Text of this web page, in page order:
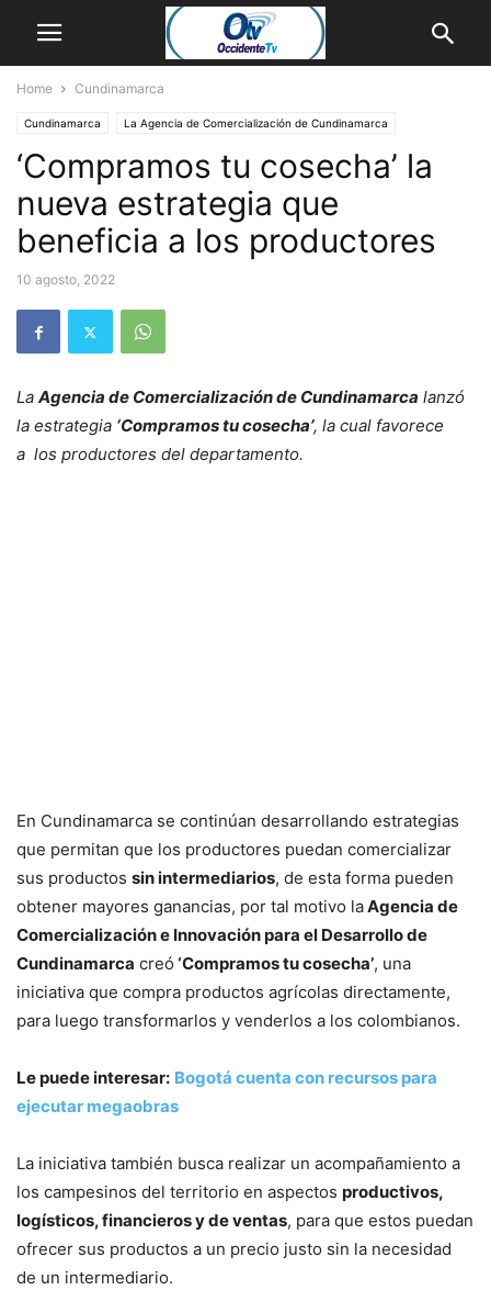
Home Cundinamarca
Cundinamarca La Agencia de Comercialización de Cundinamarca
‘Compramos tu cosecha’ la
nueva estrategia que
beneficia a los productores
10 agosto, 2022
La Agencia de Comercialización de Cundinamarca lanzó
la estrategia ‘Compramos tu cosecha’, la cual favorece
a los productores del departamento.
En Cundinamarca se continúan desarrollando estrategias
que permitan que los productores puedan comercializar
sus productos sin intermediarios, de esta forma pueden
obtener mayores ganancias, por tal motivo laAgencia de
Comercialización e Innovación para el Desarrollo de
Cundinamarca creó ‘Compramos tu cosecha’, una
iniciativa que compra productos agrícolas directamente,
para luego transformarlos y venderlos a los colombianos.
Le puede interesar: Bogotá cuenta con recursos para
ejecutar megaobras
La iniciativa también busca realizar un acompañamiento a
los campesinos del territorio en aspectos productivos,
logísticos, financieros y de ventas, para que estos puedan
ofrecer sus productos a un precio justo sin la necesidad
de un intermediario.